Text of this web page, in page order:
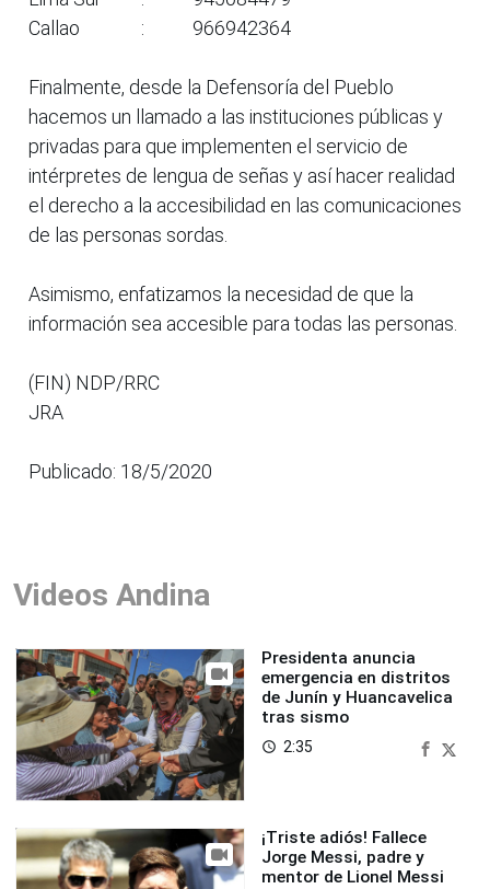
Callao : 966942364
Finalmente, desde la Defensoría del Pueblo
hacemos un llamado a las instituciones públicas y
privadas para que implementen el servicio de
intérpretes de lengua de señas y así hacer realidad
el derecho a la accesibilidad en las comunicaciones
de las personas sordas.
Asimismo, enfatizamos la necesidad de que la
información sea accesible para todas las personas.
(FIN) NDP/RRC
JRA
Publicado: 18/5/2020
Videos Andina
Presidenta anuncia
emergencia en distritos
de Junín y Huancavelica
tras sismo
access_time 2:35
¡Triste adiós! Fallece
Jorge Messi, padre y
mentor de Lionel Messi